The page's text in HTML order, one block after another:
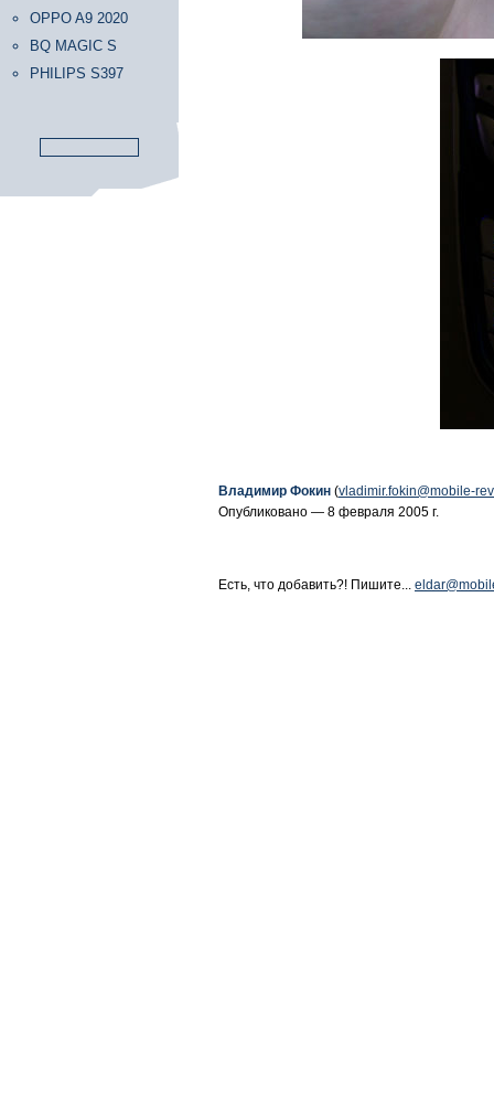
OPPO A9 2020
BQ MAGIC S
PHILIPS S397
Владимир Фокин (vladimir.fokin@mobile-
Опубликовано — 8 февраля 2005 г.
Есть, что добавить?! Пишите...